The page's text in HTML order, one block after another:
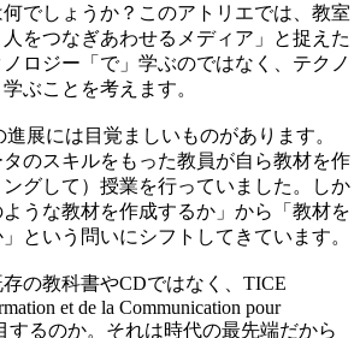
でしょうか？このアトリエでは、教室
をつなぎあわせるメディア」と捉えた
ロジー「で」学ぶのではなく、テクノ
ぶことを考えます。
展には目覚ましいものがあります。
のスキルをもった教員が自ら教材を作
グして）授業を行っていました。しか
うな教材を作成するか」から「教材を
という問いにシフトしてきています。
の教科書やCDではなく、TICE
et de la Communication pour
するのか。それは時代の最先端だから